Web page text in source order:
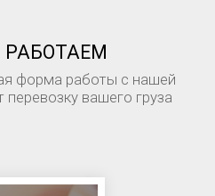
форма работы с нашей
вашего груза